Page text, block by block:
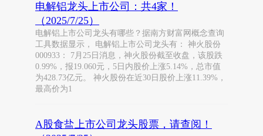
电解铝龙头上市公司：共4家！
（2025/7/25）
电解铝上市公司龙头有哪些？据南方财富网概念查询
工具数据显示， 电解铝上市公司龙头有： 神火股份
000933： 7月25日消息，神火股份截至收盘，该股跌
0.99%，报19.060元，5日内股价上涨5.14%，总市值
为428.73亿元。 神火股份在近30日股价上涨11.39%，
最高价为1
A股食盐上市公司龙头股票，请查阅！